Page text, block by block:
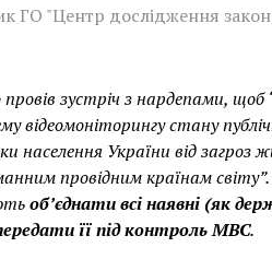
ГО "Центр дослідження
зустріч з нардепами,
відеомоніторингу стану
населення України від
провідним країнам
об’єднати всі наявні (як
її під контроль МВС.